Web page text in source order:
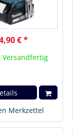
€ *
Merkzettel